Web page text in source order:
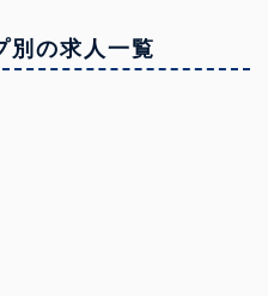
別の求人一覧